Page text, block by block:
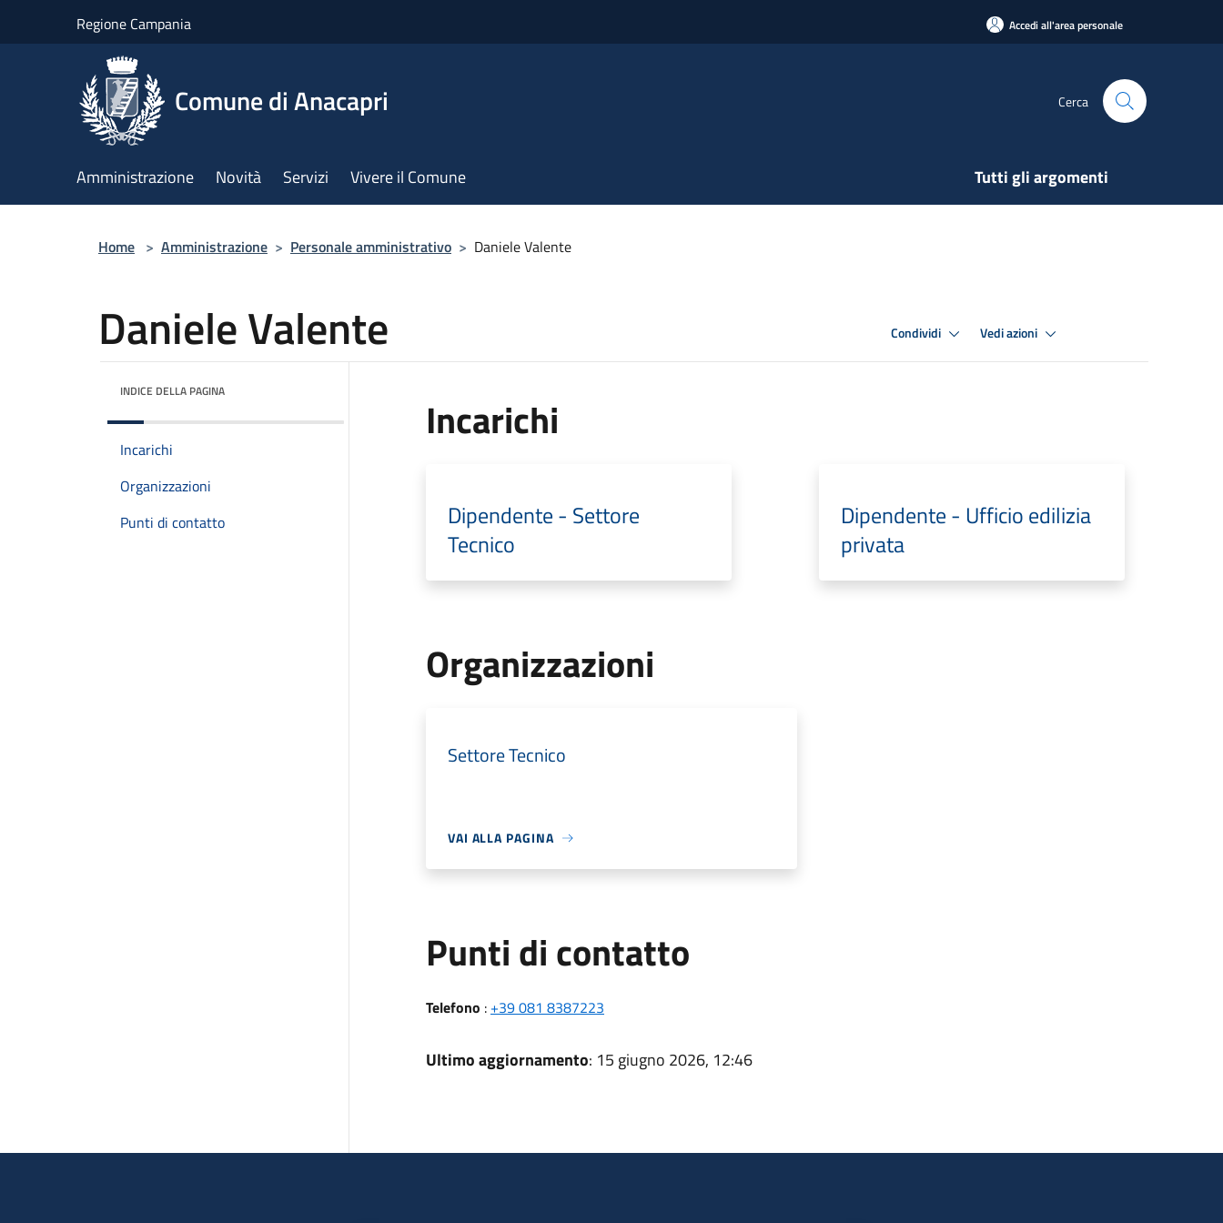
Regione Campania Accedi all'area personale
Comune di Anacapri Cerca
Amministrazione Novità Servizi Vivere il Comune Tutti gli argomenti
Home > Amministrazione > Personale amministrativo > Daniele Valente
Daniele Valente Condividi Vedi azioni
INDICE DELLA PAGINA
Incarichi
Organizzazioni
Punti di contatto
Incarichi
Dipendente - Settore
Tecnico
Dipendente - Ufficio edilizia
privata
Organizzazioni
Settore Tecnico
VAI ALLA PAGINA
Punti di contatto
Telefono : +39 081 8387223
Ultimo aggiornamento: 15 giugno 2026, 12:46